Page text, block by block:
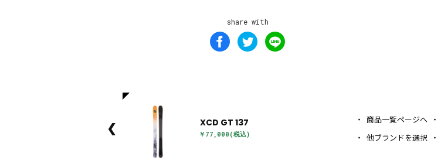
share with
❮ XCD GT 137
￥77,000(税込)
商品一覧ページへ
他ブランドを選択